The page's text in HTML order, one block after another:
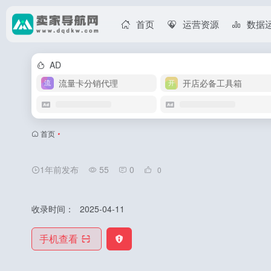
首页 运营资源 数据
AD
流量卡分销代理
开店必备工具箱
首页 •
1年前发布 55 0 0
收录时间： 2025-04-11
手机查看